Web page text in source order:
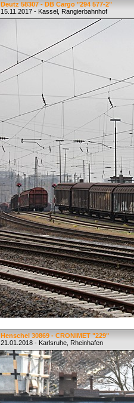
Deutz 58307 - DB Cargo "294 577-2"
15.11.2017 - Kassel, Rangierbahnhof
Henschel 30869 - CRONIMET "229"
21.01.2018 - Karlsruhe, Rheinhafen